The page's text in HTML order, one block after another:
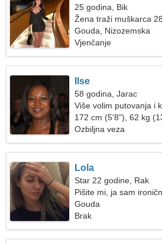
25 godina, Bik
Žena traži muškarca
Gouda, Nizozemska
Vjenčanje
Ilse
58 godina, Jarac
Više volim putovanja i
172 cm (5'8"), 62 kg
Ozbiljna veza
Lola
Star 22 godine, Rak
Pišite mi, ja sam
Gouda
Brak